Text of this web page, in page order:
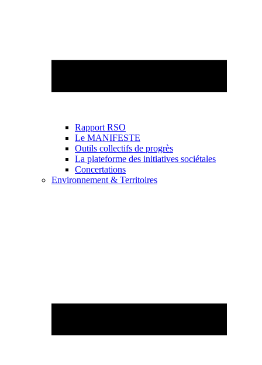
Rapport RSO
Le MANIFESTE
Outils collectifs de progrès
La plateforme des initiatives sociétales
Concertations
Environnement & Territoires